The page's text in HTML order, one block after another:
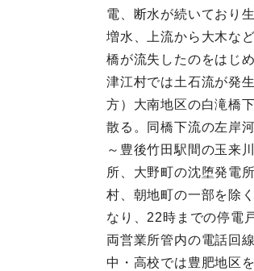
電、断水が続いており
増水、上流から大木な
橋が流失したのをはじ
津江村では土石流が発
方）大南地区の白滝橋
散る。同橋下流の左岸
～豊後竹田駅間の玉来
所、大野町の沈堕発電
村、朝地町の一部を除
なり、22時までの停電
両営業所管内の電話回
中・高校では豊肥地区